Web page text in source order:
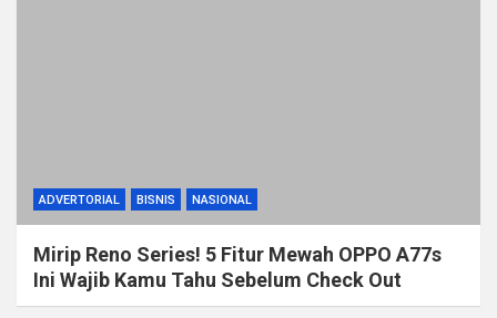
ADVERTORIAL BISNIS NASIONAL
Mirip Reno Series! 5 Fitur Mewah OPPO A77s
Ini Wajib Kamu Tahu Sebelum Check Out